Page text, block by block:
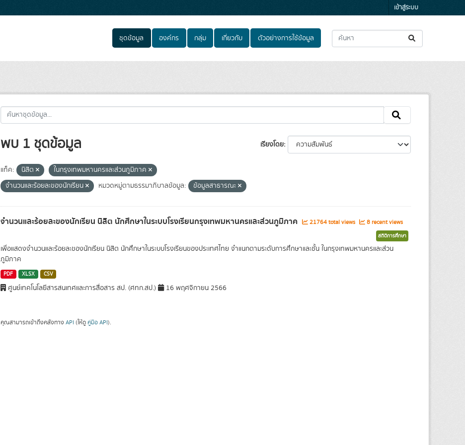
เข้าสู่ระบบ
ชุดข้อมูล องค์กร กลุ่ม เกี่ยวกับ ตัวอย่างการใช้ข้อมูล
เรียงโดย
พบ 1 ชุดข้อมูล
แท็ค: นิสิต
ในกรุงเทพมหานครและส่วนภูมิภาค
จำนวนและร้อยละของนักเรียน
หมวดหมู่ตามธรรมาภิบาลข้อมูล: ข้อมูลสาธารณะ
จำนวนและร้อยละของนักเรียน นิสิต นักศึกษาในระบบโรงเรียนกรุงเทพมหานครและส่วนภูมิภาค 21764 total views 8 recent views
สถิติการศึกษา
เพื่อแสดงจำนวนและร้อยละของนักเรียน นิสิต นักศึกษาในระบบโรงเรียนของประเทศไทย จำแนกตามระดับการศึกษาและชั้น ในกรุงเทพมหานครและส่วน
ภูมิภาค
PDF XLSX CSV
ศูนย์เทคโนโลยีสารสนเทศและการสื่อสาร สป. (ศทก.สป.) 16 พฤศจิกายน 2566
คุณสามารถเข้าถึงคลังทาง API (ให้ดู คู่มือ API).